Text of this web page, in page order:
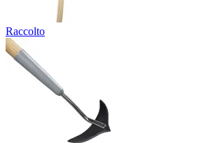
Raccolto